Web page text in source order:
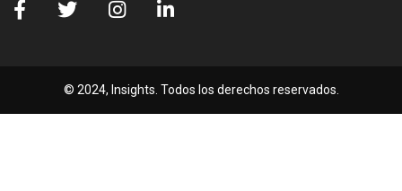
© 2024, Insights. Todos los derechos reservados.